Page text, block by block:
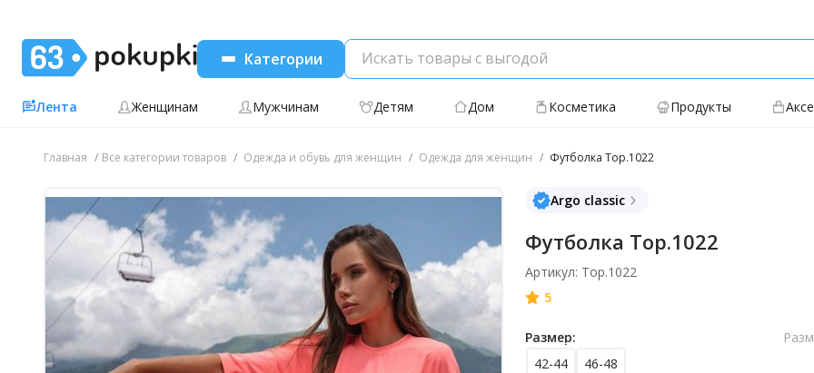
Категории
Лента Женщинам Мужчинам Детям Дом Косметика Продукты
Главная Все категории товаров Одежда и обувь для женщин Одежда для женщин Футболка Top.1022
Argo classic
Футболка Top.1022
Артикул: Top.1022
5
Размер:
42-44
46-48